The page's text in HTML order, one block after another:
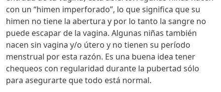
con un “himen imperforado”, lo que significa que su
himen no tiene la abertura y por lo tanto la sangre no
puede escapar de la vagina. Algunas niñas también
nacen sin vagina y/o útero y no tienen su período
menstrual por esta razón. Es una buena idea tener
chequeos con regularidad durante la pubertad sólo
para asegurarte que todo está normal.